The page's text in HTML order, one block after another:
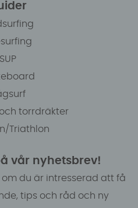
SUP
torrdräkter
Triathlon
vår nyhetsbrev!
du är intresserad att få
tips och råd och ny